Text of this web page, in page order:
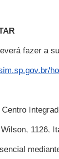
fazer a
1126,